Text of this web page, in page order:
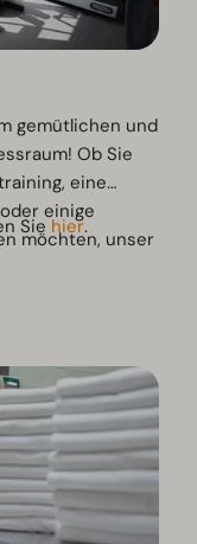
gemütlichen und
Ob Sie
eine
einige
möchten, unser
Die kompakte
und
konzentrieren
Sie hier.